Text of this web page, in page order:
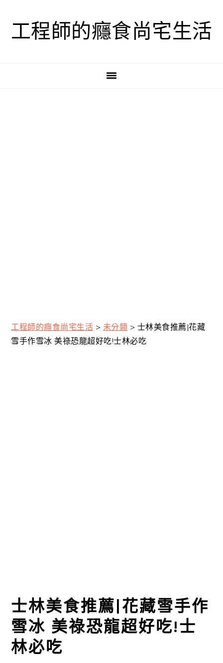
工程師的癮食尚宅生活
工程師的癮食尚宅生活 > 未分類 > 士林美食推薦|花藏
雪手作雪冰 美祿恐龍超好吃!士林必吃
士林美食推薦|花藏雪手作
雪冰 美祿恐龍超好吃!士
林必吃